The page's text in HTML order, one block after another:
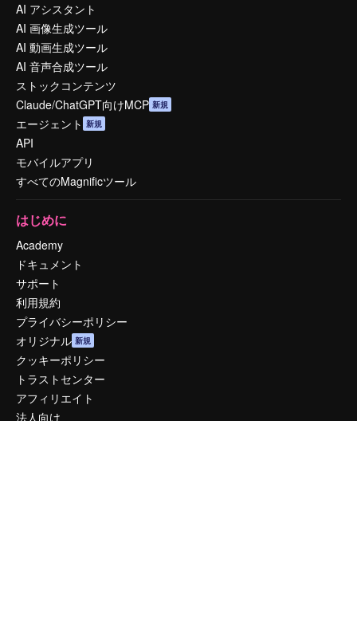
AI アシスタント
AI 画像生成ツール
AI 動画生成ツール
AI 音声合成ツール
ストックコンテンツ
Claude/ChatGPT向けMCP 新規
エージェント 新規
API
モバイルアプリ
すべてのMagnificツール
はじめに
Academy
ドキュメント
サポート
利用規約
プライバシーポリシー
オリジナル 新規
クッキーポリシー
トラストセンター
アフィリエイト
法人向け